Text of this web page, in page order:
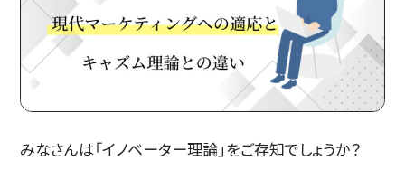
みなさんは「イノベーター理論」をご存知でしょうか？